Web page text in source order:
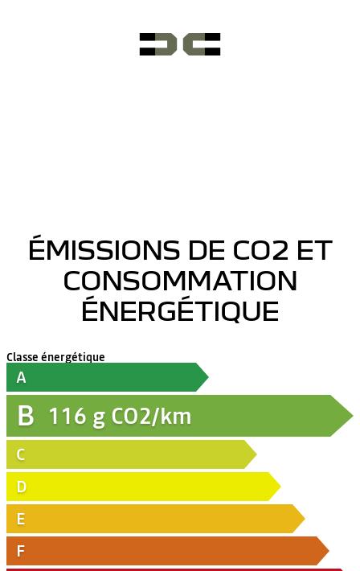
ÉMISSIONS DE CO2 ET
CONSOMMATION
ÉNERGÉTIQUE
Classe énergétique
A
B 116 g CO2/km
C
D
E
F